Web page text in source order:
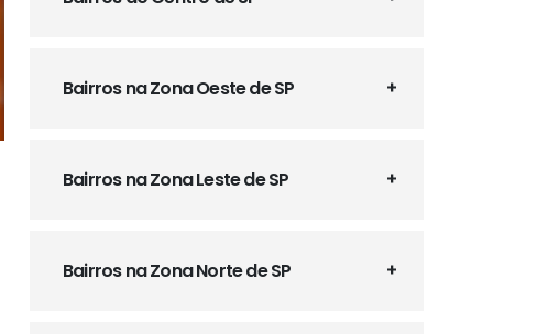
Bairros na Zona Oeste de SP
Bairros na Zona Leste de SP
Bairros na Zona Norte de SP